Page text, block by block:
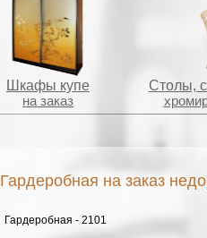
Шкафы купе
на заказ
Столы,
Гардеробная на заказ
Гардеробная - 2101